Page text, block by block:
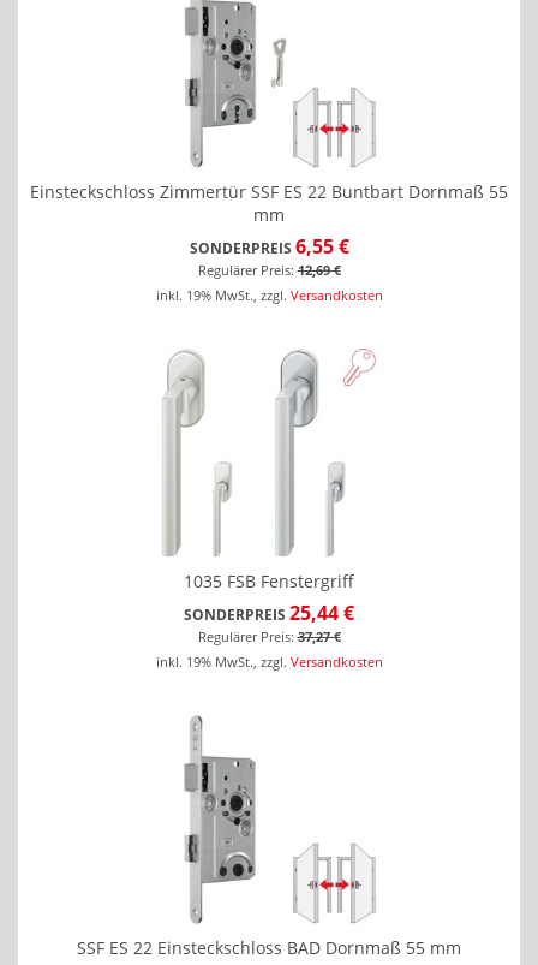
Einsteckschloss Zimmertür SSF ES 22 Buntbart Dornmaß 55
mm
SONDERPREIS 6,55 €
Regulärer Preis: 12,69 €
inkl. 19% MwSt., zzgl. Versandkosten
1035 FSB Fenstergriff
SONDERPREIS 25,44 €
Regulärer Preis: 37,27 €
inkl. 19% MwSt., zzgl. Versandkosten
SSF ES 22 Einsteckschloss BAD Dornmaß 55 mm